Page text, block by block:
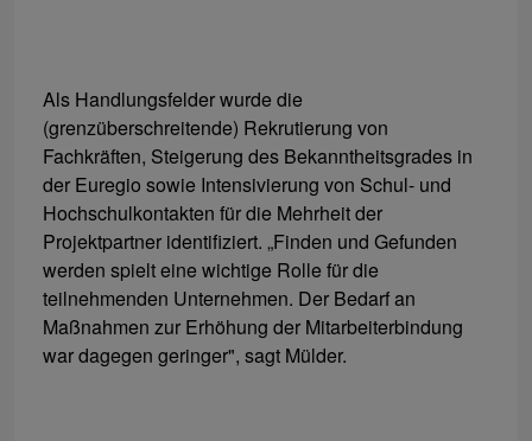
Als Handlungsfelder wurde die
(grenzüberschreitende) Rekrutierung von
Fachkräften, Steigerung des Bekanntheitsgrades in
der Euregio sowie Intensivierung von Schul- und
Hochschulkontakten für die Mehrheit der
Projektpartner identifiziert. „Finden und Gefunden
werden spielt eine wichtige Rolle für die
teilnehmenden Unternehmen. Der Bedarf an
Maßnahmen zur Erhöhung der Mitarbeiterbindung
war dagegen geringer", sagt Mülder.